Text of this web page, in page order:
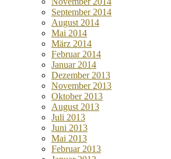
September 2014
August 2014
Mai 2014
März 2014
Februar 2014
Januar 2014
Dezember 2013
November 2013
Oktober 2013
August 2013
Juli 2013
Juni 2013
Mai 2013
Februar 2013